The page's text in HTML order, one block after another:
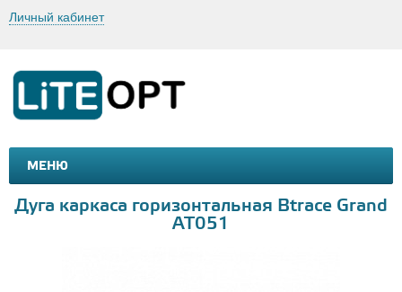
Личный кабинет
МЕНЮ
МАШИНКИ И МОТОЦИКЛЫ
Дуга каркаса горизонтальная Btrace Grand
AT051